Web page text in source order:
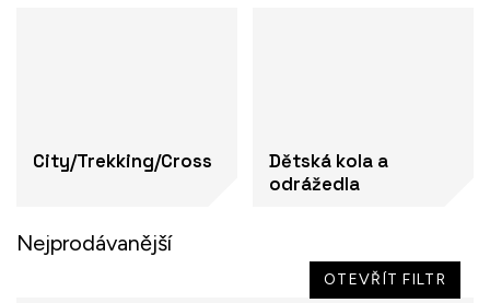
City/Trekking/Cross
Dětská kola a
odrážedla
Nejprodávanější
OTEVŘÍT FILTR